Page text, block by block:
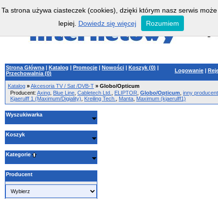
Strona Główna | Katalog | Promocje | Nowości | Koszyk (0) |
Przechowalnia (0) Logowanie |
Katalog »Akcesoria TV / Sat /DVB-T » Globo/Opticum
Producent: Axing Blue Line Cabletech Ltd. ELIPTOR Globo/Opticum inny producent
Kjaerulff 1 (Maximum/Digiality)
Kreiling Tech. Manta Maximum (kjaerulff1)
Wyszukiwarka
Koszyk
Kategorie
Producent
Ta strona używa ciasteczek (cookies), dzięki którym nasz serwis może
lepiej. Dowiedz się więcej Rozumiem